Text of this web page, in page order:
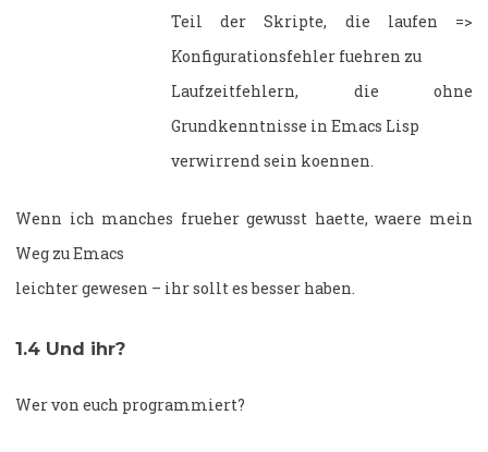
Teil der Skripte, die laufen =>
Konfigurationsfehler fuehren zu
Laufzeitfehlern, die ohne
Grundkenntnisse in Emacs Lisp
verwirrend sein koennen.
Wenn ich manches frueher gewusst haette, waere mein
Weg zu Emacs
leichter gewesen – ihr sollt es besser haben.
1.4 Und ihr?
Wer von euch programmiert?